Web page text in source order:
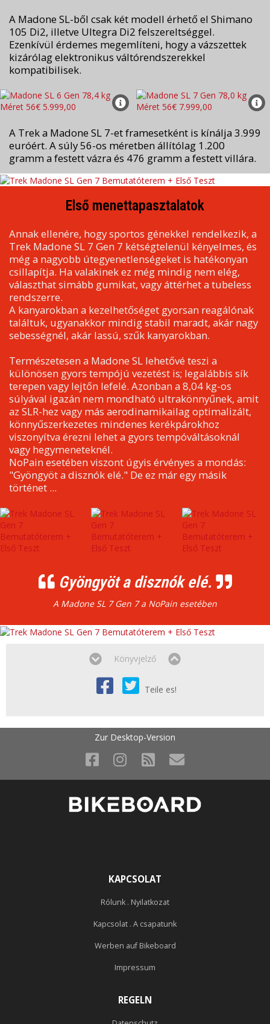
A Madone SL-ből csak két modell érhető el Shimano
105 Di2, illetve Ultegra Di2 felszereltséggel.
Ezenkívül érdemes megemlíteni, hogy a vázszettek
kizárólag elektronikus váltórendszerekkel
kompatibilisek.
A Trek a Madone SL 7-et framesetként is kínálja 3.999
euróért. A súly 56-os méretben állítólag 1.200
gramm a festett vázra és 476 gramm a festett villára.
Első menettapasztalatok
Annak ellenére, hogy sportos génekkel rendelkezik, a
Trek Madone SL 7 Gen 7 kétségtelenül kényelmes, és
még a nagyobb útegyenetlenségeket is hatékonyan
csillapítja. Ha valakinek ez még mindig nem elég,
választhat simább gumikat, vagy áttérhet a tubeless
rendszerre.
A kanyarokban a kezelhetőséget gyorsan reagálónak
találtuk, ugyanakkor mindig stabil maradt, akár nagy
sebességnél, akár lassú, szűk kanyarokban.
Természetesen a Madone SL lehetővé teszi a
különösen gyors tempójú vezetést is; legalábbis sík
terepen vagy lejtőn lefelé. Azonban a 8,04 kg-os
súlyával igazán nem mondható ultrakönnyűnek, amit
az SLR-hez vagy más aerodinamikailag optimalizált,
könnyűszerkezetes mindenes kerékpárokhoz
viszonyítva érezni lehet a gyors tempóváltásoknál
vagy hegymeneteknél.
NoPain esetében viszont úgyis érvényes a mondás:
"Gyöngyöt a disznók elé." De ez már egy másik
történet ...
Gyöngyöt a disznók elé.
A Madone SL 7 Gen 7 a NoPain esetében
Könyvjelző
Teile es!
Zur Desktop-Version
KAPCSOLAT
Rólunk . Nyilatkozat
Kapcsolat . A csapatunk
Werben auf Bikeboard
Impressum
REGELN